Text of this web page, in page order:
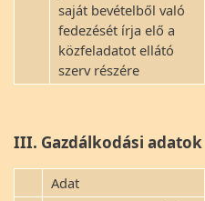
saját bevételből való
fedezését írja elő a
közfeladatot ellátó
szerv részére
III. Gazdálkodási adatok
Adat